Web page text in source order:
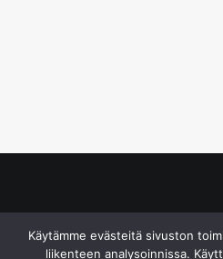
Käytämme evästeitä sivuston
liikenteen analysoinnissa.